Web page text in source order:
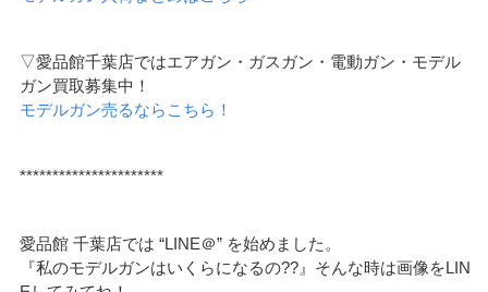
▽愛品館千葉店ではエアガン・ガスガン・電動ガン・モデル
ガン買取募集中！
モデルガン売るならこちら！
**********************
愛品館 千葉店では “LINE＠” を始めました。
『私のモデルガンはいくらになるの??』そんな時は画像をLIN